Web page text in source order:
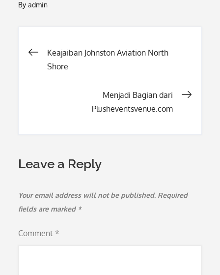
Byadmin
Post
Keajaiban Johnston Aviation North
Shore
Menjadi Bagian dari
Plusheventsvenue.com
Leave a Reply
Your email address will not be published. Required
fields are marked *
Comment *